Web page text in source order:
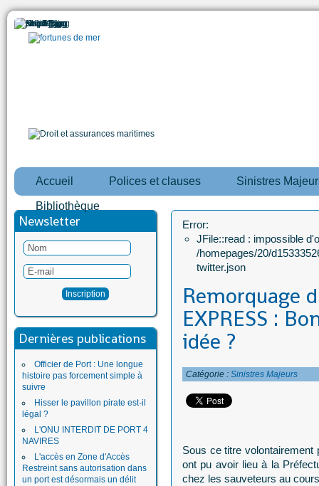
Accueil Polices et clauses Sinistres
Bibliothèque
Newsletter
Dernières publications
Officier de Port : Une longue
histoire pas forcement simple à
suivre
Hisser le pavillon pirate est-il
légal ?
L'ONU INTERDIT DE PORT 4
NAVIRES
L'accès en Zone d'Accès
Restreint sans autorisation dans
un port est désormais un délit
Error:
JFile::read : impossible
/homepages/20/
twitter.json
Remorquage
EXPRESS :
idée ?
Catégorie : Sinistres Majeurs
Sous ce titre
ont pu avoir lieu à la
chez les sauveteurs au